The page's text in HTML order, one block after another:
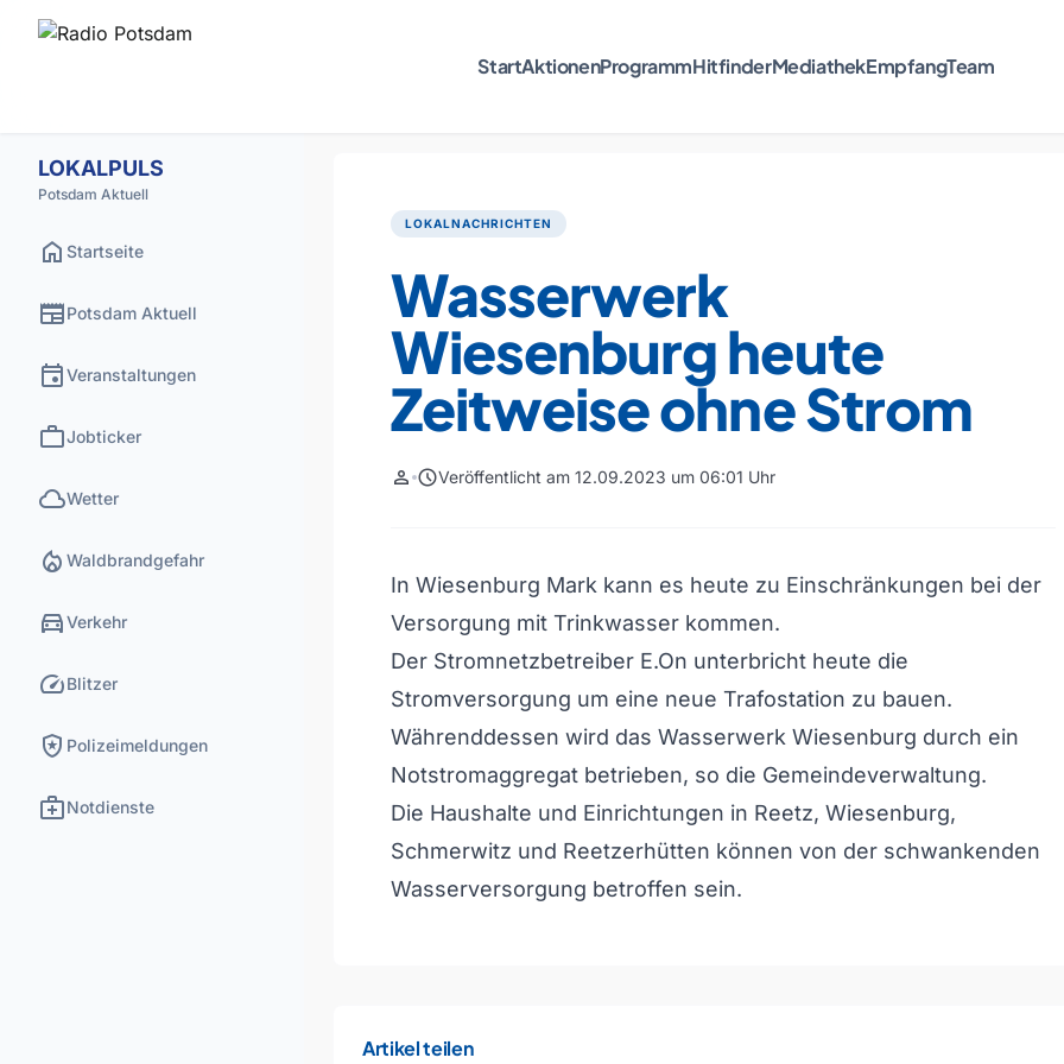
StartAktionenProgrammHitfinderMediathekEmpfangTeam
LOKALPULS
Potsdam Aktuell
home Startseite
newspaperPotsdam Aktuell
eventVeranstaltungen
workJobticker
cloudWetter
local_fire_department Waldbrandgefahr
directions_carVerkehr
speedBlitzer
local_police Polizeimeldungen
medical_servicesNotdienste
LOKALNACHRICHTEN
Wasserwerk
Wiesenburg heute
Zeitweise ohne Strom
person scheduleVeröffentlicht am 12.09.2023 um 06:01 Uhr
In Wiesenburg Mark kann es heute zu Einschränkungen bei der
Versorgung mit Trinkwasser kommen.
Der Stromnetzbetreiber E.On unterbricht heute die
Stromversorgung um eine neue Trafostation zu bauen.
Währenddessen wird das Wasserwerk Wiesenburg durch ein
Notstromaggregat betrieben, so die Gemeindeverwaltung.
Die Haushalte und Einrichtungen in Reetz, Wiesenburg,
Schmerwitz und Reetzerhütten können von der schwankenden
Wasserversorgung betroffen sein.
Artikel teilen